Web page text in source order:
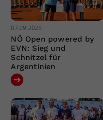
07.09.2025
NÖ Open powered by
EVN: Sieg und
Schnitzel für
Argentinien